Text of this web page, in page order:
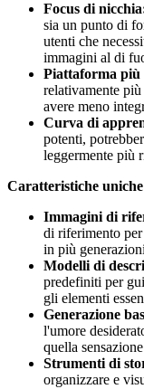
Focus di
sia un punto di
utenti che
immagini al di
Piattaforma più
relativamente
avere meno
Curva di
potenti,
leggermente più
Caratteristiche
Immagini di
di riferimento per
in più
Modelli di
predefiniti per
gli elementi
Generazione
l'umore
quella
Strumenti di
organizzare e